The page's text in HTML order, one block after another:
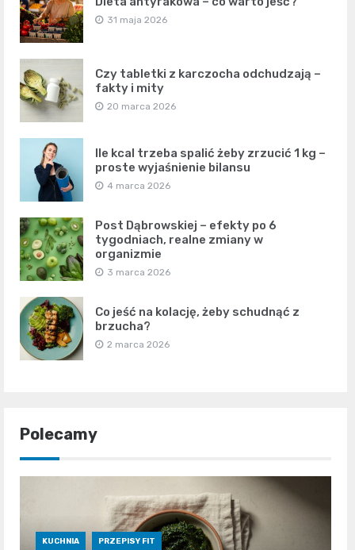
31 maja 2026
Czy tabletki z karczocha odchudzają –
fakty i mity
20 marca 2026
Ile kcal trzeba spalić żeby zrzucić 1 kg –
proste wyjaśnienie bilansu
4 marca 2026
Post Dąbrowskiej – efekty po 6
tygodniach, realne zmiany w
organizmie
3 marca 2026
Co jeść na kolację, żeby schudnąć z
brzucha?
2 marca 2026
Polecamy
KUCHNIA PRZEPISY FIT